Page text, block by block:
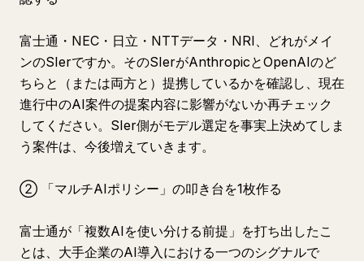
富士通・NEC・日立・NTTデータ・NRI、どれがメイ
ンのSIerですか。そのSIerがAnthropicとOpenAIのど
ちらと（または両方と）提携しているかを確認し、現在
進行中のAI案件の提案内容に影響がないか再チェック
してください。SIer側がモデル選定を事実上決めてしま
う案件は、今後増えていきます。
② 「マルチAIポリシー」の叩き台を1枚作る
富士通が「複数AIを使い分ける前提」を打ち出したこ
とは、大手企業のAI導入における一つのシグナルで